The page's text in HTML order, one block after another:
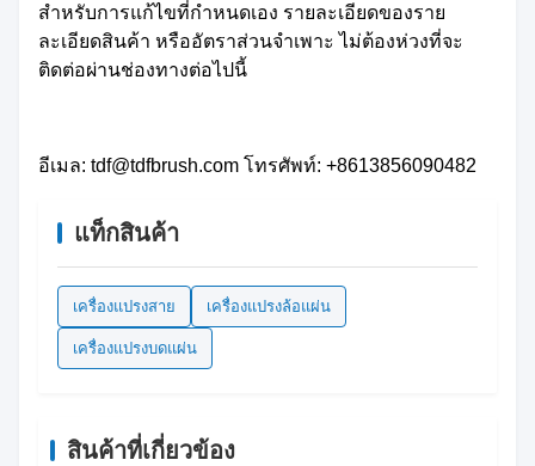
สําหรับการแก้ไขที่กําหนดเอง รายละเอียดของราย
ละเอียดสินค้า หรืออัตราส่วนจําเพาะ ไม่ต้องห่วงที่จะ
ติดต่อผ่านช่องทางต่อไปนี้
อีเมล: tdf@tdfbrush.com โทรศัพท์: +8613856090482
แท็กสินค้า
เครื่องแปรงสาย เครื่องแปรงล้อแผ่น
เครื่องแปรงบดแผ่น
สินค้าที่เกี่ยวข้อง